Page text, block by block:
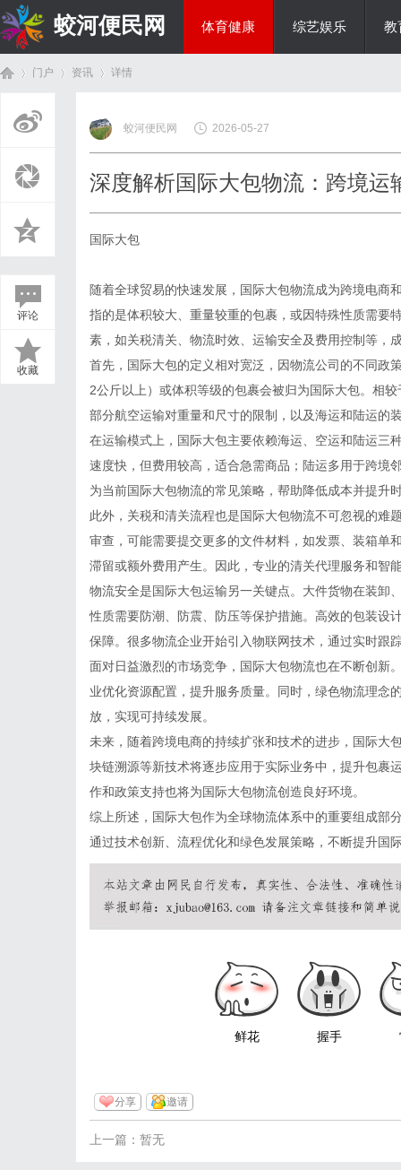
蛟河便民网 体育健康 综艺娱乐 教
门户 资讯
›
详情
评论
收藏
蛟河便民网 2026-05-27
深度解析国际大包物流：跨境运
国际大包
随着全球贸易的快速发展，国际大包物流成为跨境电商
指的是体积较大、重量较重的包裹，或因特殊性质需要
素，如关税清关、物流时效、运输安全及费用控制等，
首先，国际大包的定义相对宽泛，因物流公司的不同政
2公斤以上）或体积等级的包裹会被归为国际大包。相
部分航空运输对重量和尺寸的限制，以及海运和陆运的
在运输模式上，国际大包主要依赖海运、空运和陆运三
速度快，但费用较高，适合急需商品；陆运多用于跨境
为当前国际大包物流的常见策略，帮助降低成本并提升
此外，关税和清关流程也是国际大包物流不可忽视的难
审查，可能需要提交更多的文件材料，如发票、装箱单
滞留或额外费用产生。因此，专业的清关代理服务和智
物流安全是国际大包运输另一关键点。大件货物在装卸
性质需要防潮、防震、防压等保护措施。高效的包装设
保障。很多物流企业开始引入物联网技术，通过实时跟
面对日益激烈的市场竞争，国际大包物流也在不断创新
业优化资源配置，提升服务质量。同时，绿色物流理念
放，实现可持续发展。
未来，随着跨境电商的持续扩张和技术的进步，国际大
块链溯源等新技术将逐步应用于实际业务中，提升包裹
作和政策支持也将为国际大包物流创造良好环境。
综上所述，国际大包作为全球物流体系中的重要组成部
通过技术创新、流程优化和绿色发展策略，不断提升国
鲜花 握手
分享 邀请
上一篇：暂无